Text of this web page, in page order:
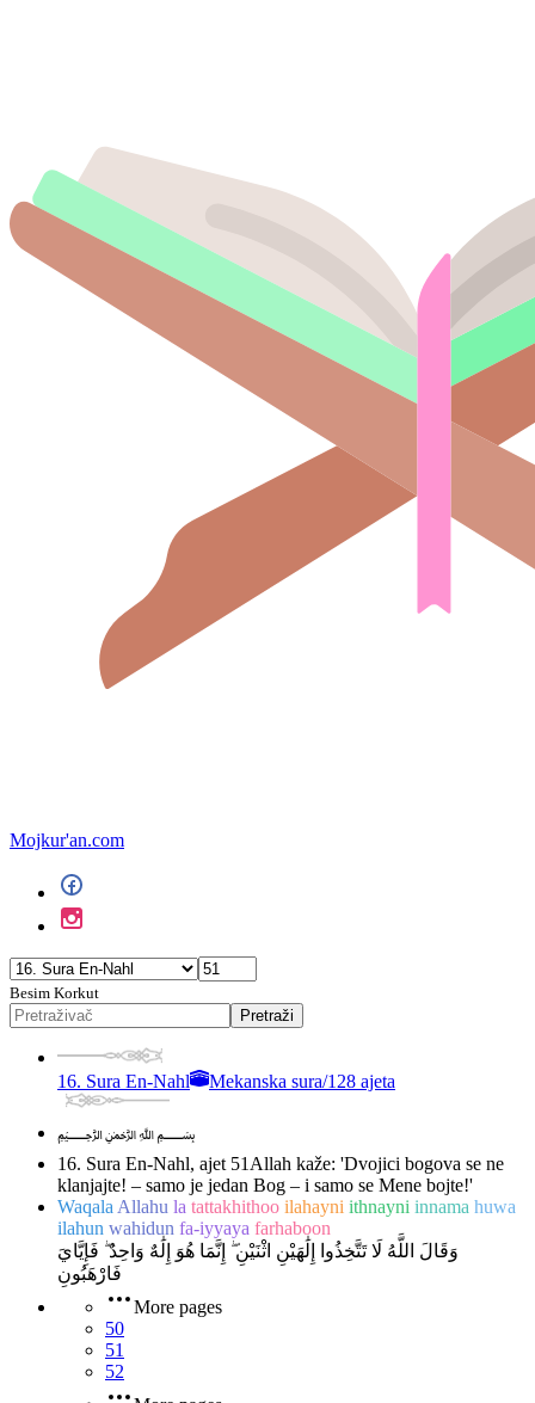
Mojkur'an.com
Besim Korkut
Pretraži
16. Sura En-Nahl Mekanska sura/128 ajeta
﷽
16. Sura En-Nahl, ajet 51 Allah kaže: 'Dvojici bogova se ne
klanjajte! – samo je jedan Bog – i samo se Mene bojte!'
Waqala Allahu la tattakhithoo ilahayni ithnayni innama huwa
ilahun wahidun fa-iyyaya farhaboon
وَقَالَ اللَّهُ لَا تَتَّخِذُوا إِلَٰهَيْنِ اثْنَيْنِ ۖ إِنَّمَا هُوَ إِلَٰهٌ وَاحِدٌ ۖ فَإِيَّايَ
فَارْهَبُونِ
More pages
50
51
52